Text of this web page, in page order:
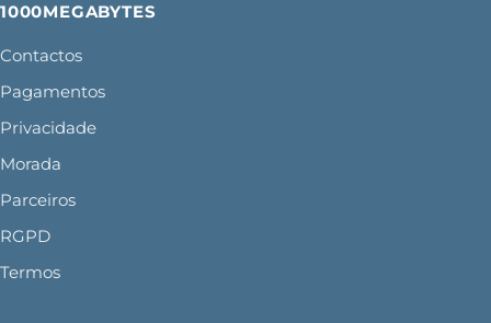
1000MEGABYTES
Contactos
Pagamentos
Privacidade
Morada
Parceiros
RGPD
Termos